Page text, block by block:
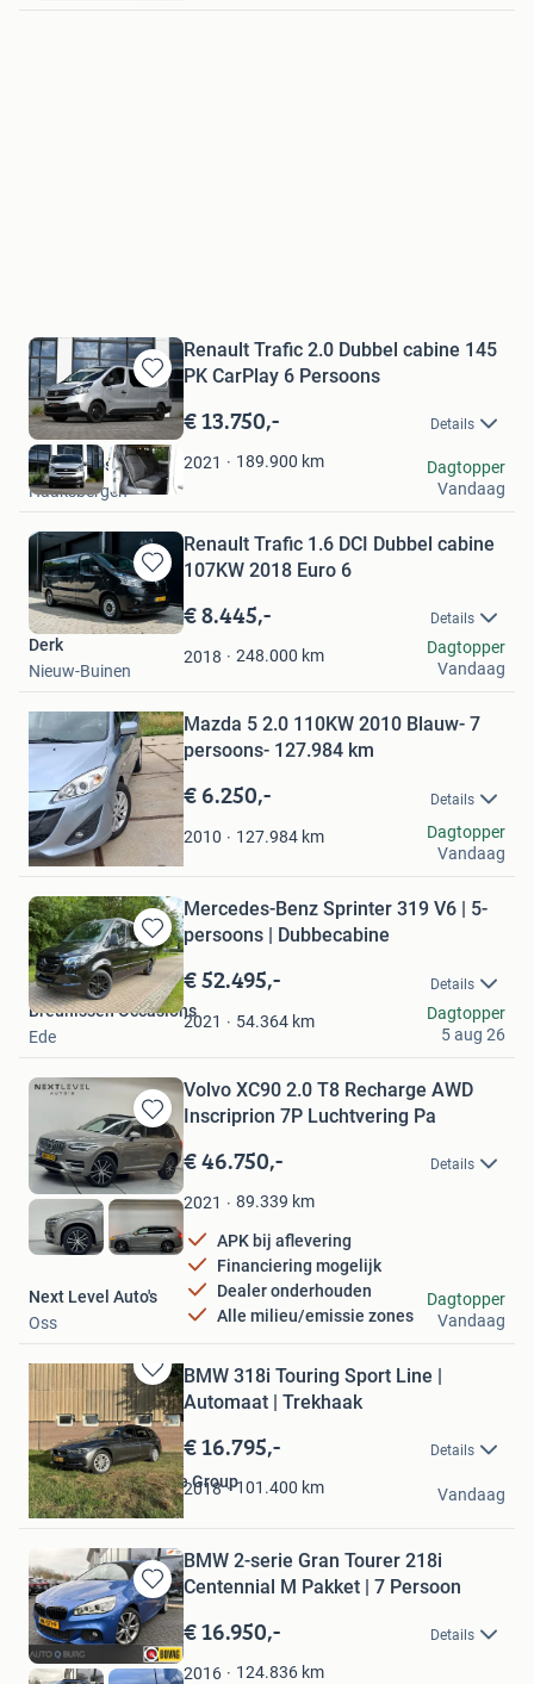
Bewaren
in
Mijn
Favorieten
Renault Trafic 2.0 Dubbel cabine 145
PK CarPlay 6 Persoons
€ 13.750,- Details
2021 189.900 km
Start Autoservice
Haaksbergen
Dagtopper
Vandaag
Bewaren
in
Mijn
Favorieten
Renault Trafic 1.6 DCI Dubbel cabine
107KW 2018 Euro 6
€ 8.445,- Details
2018 248.000 km
Derk
Nieuw-Buinen
Dagtopper
Vandaag
Bewaren
Mijn
Favorieten
Mazda 5 2.0 110KW 2010 Blauw- 7
persoons- 127.984 km
€ 6.250,- Details
2010 127.984 km
jm
Almelo
Dagtopper
Vandaag
Bewaren
in
Mijn
Favorieten
Mercedes-Benz Sprinter 319 V6 | 5-
persoons | Dubbecabine
€ 52.495,- Details
2021 54.364 km
Breunissen Occasions
Ede
Dagtopper
5 aug 26
Bewaren
in
Mijn
Favorieten
Volvo XC90 2.0 T8 Recharge AWD
Inscriprion 7P Luchtvering Pa
€ 46.750,- Details
2021 89.339 km
APK bij aflevering
Financiering mogelijk
Dealer onderhouden
Alle milieu/emissie zones
Next Level Auto's
Oss
Dagtopper
Vandaag
Bewaren
in
Mijn
Favorieten
BMW 318i Touring Sport Line |
Automaat | Trekhaak
€ 16.795,- Details
2018 101.400 km
De Boom Automotive Group
Alblasserdam
Vandaag
Bewaren
in
Mijn
Favorieten
BMW 2-serie Gran Tourer 218i
Centennial M Pakket | 7 Persoon
€ 16.950,- Details
2016 124.836 km